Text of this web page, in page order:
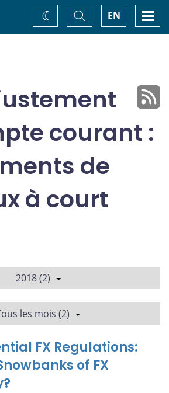
EN
Basculer
la
recherche
Changez
de
courant :
de
à court
2018 (2)
les mois (2)
FX Regulations:
of FX